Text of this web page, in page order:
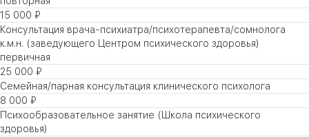
15 000 ₽
Консультация врача-психиатра/психотерапевта/сомнолога
к.м.н. (заведующего Центром психического здоровья)
первичная
25 000 ₽
Семейная/парная консультация клинического психолога
8 000 ₽
Психообразовательное занятие (Школа психического
здоровья)